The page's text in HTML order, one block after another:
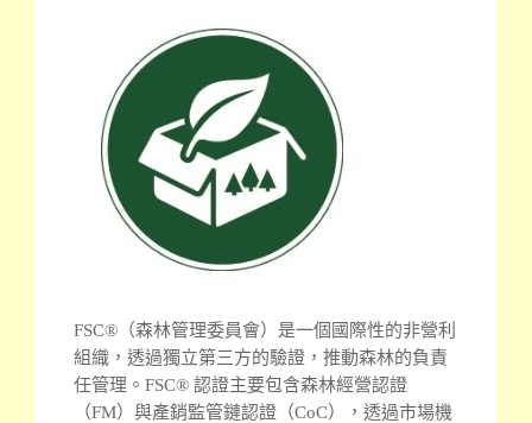
FSC®（森林管理委員會）是一個國際性的非營利
組織，透過獨立第三方的驗證，推動森林的負責
任管理。 FSC® 認證主要包含森林經營認證
（FM）與產銷監管鏈認證（CoC），透過市場機